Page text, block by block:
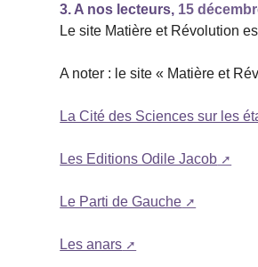
3. A nos lecteurs, 15
Le site Matière et Révolution
A noter : le site « Matière et
La Cité des Sciences sur les
Les Editions Odile Jacob
Le Parti de Gauche
Les anars